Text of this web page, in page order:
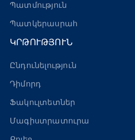
Պատմություն
Պատկերասրահ
ԿՐԹՈՒԹՅՈՒՆ
Ընդունելություն
Դիմորդ
Ֆակուլտետներ
Մագիստրատուրա